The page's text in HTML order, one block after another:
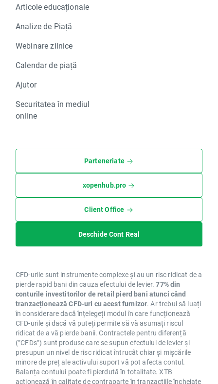
Articole educaționale
Analize de Piață
Webinare zilnice
Calendar de piață
Ajutor
Securitatea în mediul
online
Parteneriate
xopenhub.pro
Client Office
Deschide Cont Real
CFD-urile sunt instrumente complexe și au un risc ridicat de a
pierde rapid bani din cauza efectului de levier.77% din
conturile investitorilor de retail pierd bani atunci când
tranzacționează CFD-uri cu acest furnizor. Ar trebui să luați
în considerare dacă înțelegeți modul în care funcționează
CFD-urile și dacă vă puteți permite să vă asumați riscul
ridicat de a vă pierde banii. Contractele pentru diferență
(”CFDs”) sunt produse care se supun efectului de levier și
presupun un nivel de risc ridicat întrucât chiar și mișcările
minore de preț ale activului suport vă pot afecta contul.
Balanța contului poate fi pierdută în totalitate. XTB
acţionează în calitate de contraparte în tranzacţiile încheiate